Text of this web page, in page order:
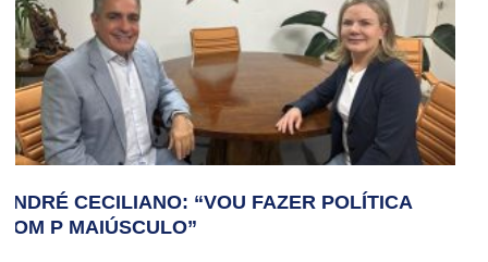
ANDRÉ CECILIANO: “VOU FAZER POLÍTICA
COM P MAIÚSCULO”